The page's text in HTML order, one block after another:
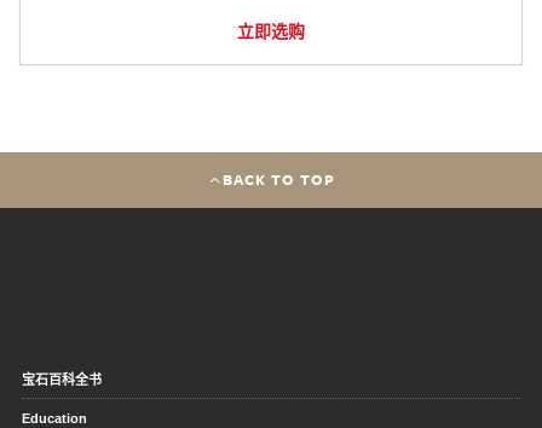
立即选购
BACK TO TOP
宝石百科全书
Education